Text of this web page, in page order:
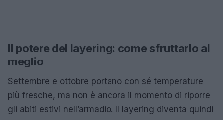
Il potere del layering: come sfruttarlo al
meglio
Settembre e ottobre portano con sé temperature
più fresche, ma non è ancora il momento di riporre
gli abiti estivi nell’armadio. Il layering diventa quindi